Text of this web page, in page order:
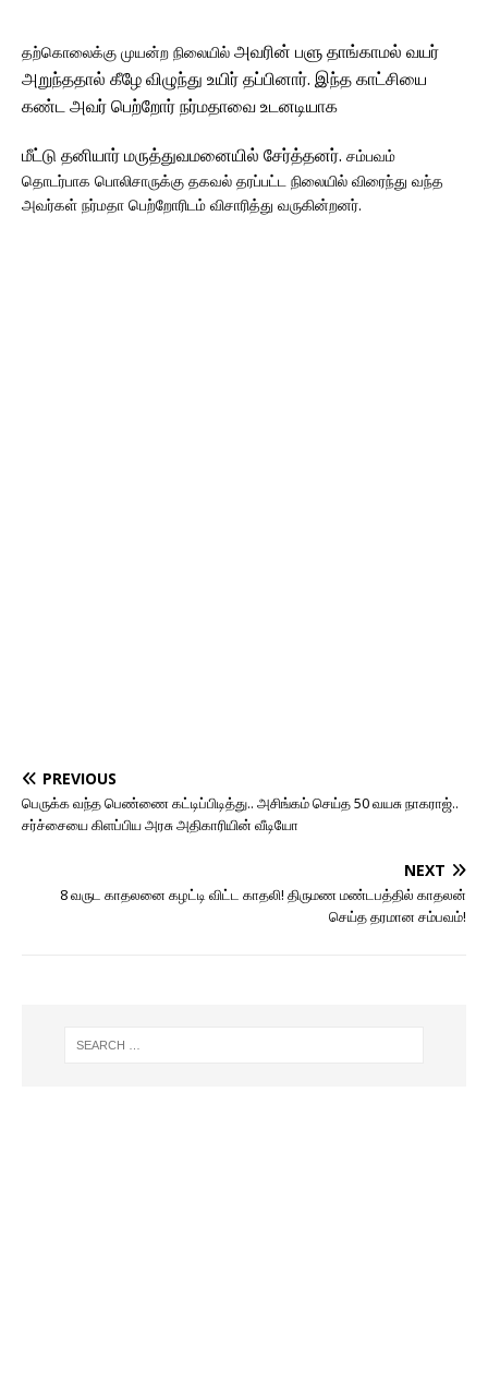
தற்கொலைக்கு முயன்ற நிலையில் அவரின் பளு தாங்காமல் வயர்
அறுந்ததால் கீழே விழுந்து உயிர் தப்பினார். இந்த காட்சியை
கண்ட அவர் பெற்றோர் நர்மதாவை உடனடியாக
மீட்டு தனியார் மருத்துவமனையில் சேர்த்தனர். சம்பவம்
தொடர்பாக பொலிசாருக்கு தகவல் தரப்பட்ட நிலையில் விரைந்து வந்த
அவர்கள் நர்மதா பெற்றோரிடம் விசாரித்து வருகின்றனர்.
PREVIOUS
பெருக்க வந்த பெண்ணை கட்டிப்பிடித்து.. அசிங்கம் செய்த 50 வயசு நாகராஜ்..
சர்ச்சையை கிளப்பிய அரசு அதிகாரியின் வீடியோ
NEXT
8 வருட காதலனை கழட்டி விட்ட காதலி! திருமண மண்டபத்தில் காதலன்
செய்த தரமான சம்பவம்!